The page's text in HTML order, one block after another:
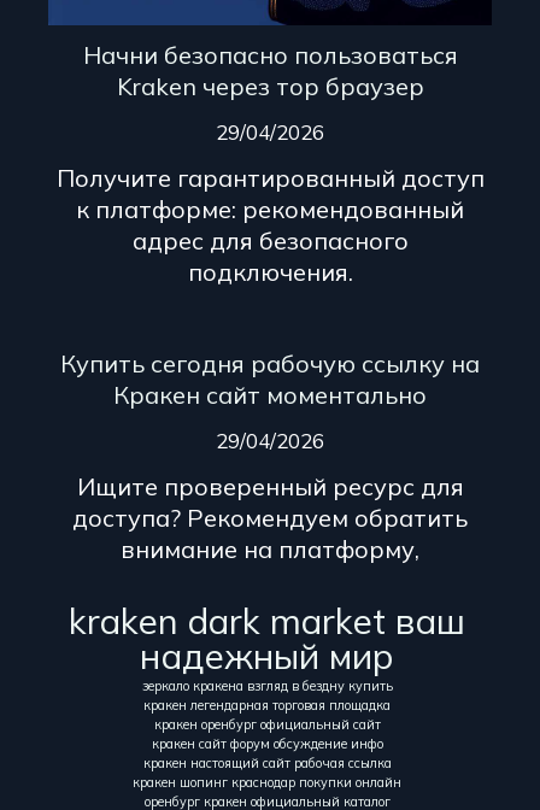
Начни безопасно пользоваться
Kraken через тор браузер
29/04/2026
Получите гарантированный доступ
к платформе: рекомендованный
адрес для безопасного
подключения.
Купить сегодня рабочую ссылку на
Кракен сайт моментально
29/04/2026
Ищите проверенный ресурс для
доступа? Рекомендуем обратить
внимание на платформу,
kraken dark market ваш
надежный мир
зеркало кракена взгляд в бездну купить
кракен легендарная торговая площадка
кракен оренбург официальный сайт
кракен сайт форум обсуждение инфо
кракен настоящий сайт рабочая ссылка
кракен шопинг краснодар покупки онлайн
оренбург кракен официальный каталог